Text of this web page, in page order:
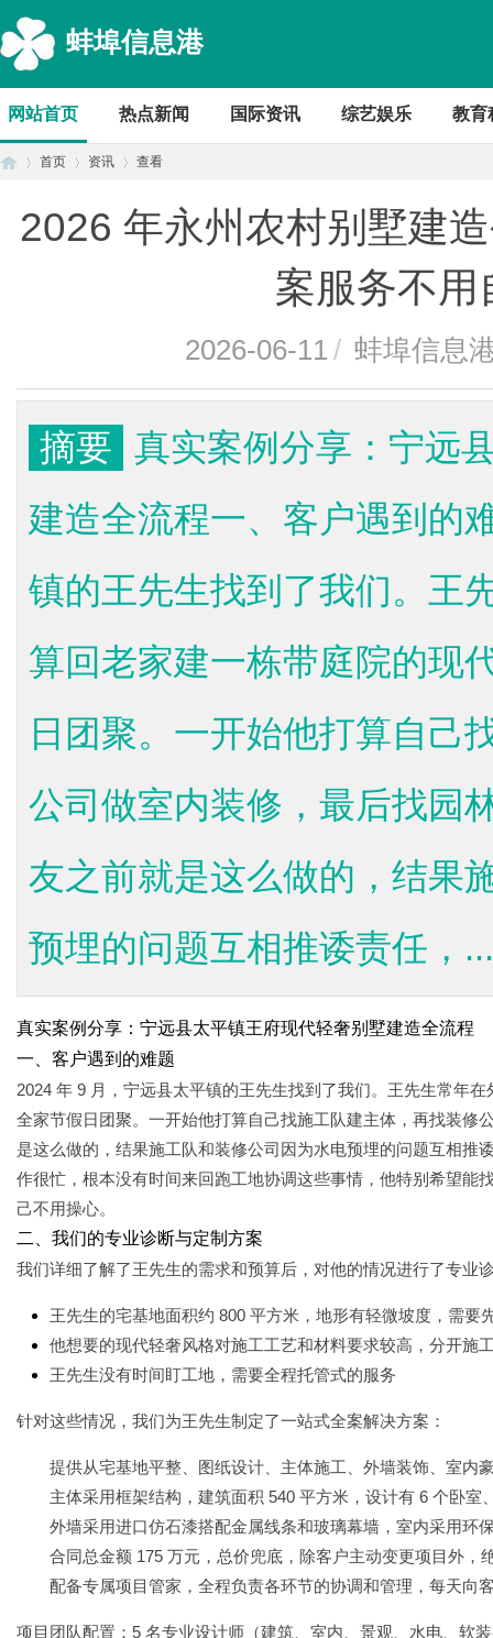
蚌埠信息港
网站首页 热点新闻 国际资讯 综艺娱乐 教育
首页 资讯 查看
2026 年永州农村别墅建
案服务不用
2026-06-11 / 蚌埠信息
摘要 真实案例分享：宁远
建造全流程一、客户遇到的
镇的王先生找到了我们。王
算回老家建一栋带庭院的现
日团聚。一开始他打算自己
公司做室内装修，最后找园
友之前就是这么做的，结果
预埋的问题互相推诿责任，...
真实案例分享：宁远县太平镇王府现代轻奢别墅建造全流程
一、客户遇到的难题
2024 年 9 月，宁远县太平镇的王先生找到了我们。王先生常年
全家节假日团聚。一开始他打算自己找施工队建主体，再找装修
是这么做的，结果施工队和装修公司因为水电预埋的问题互相推
作很忙，根本没有时间来回跑工地协调这些事情，他特别希望能
己不用操心。
二、我们的专业诊断与定制方案
我们详细了解了王先生的需求和预算后，对他的情况进行了专业
王先生的宅基地面积约 800 平方米，地形有轻微坡度，需要
他想要的现代轻奢风格对施工工艺和材料要求较高，分开施
王先生没有时间盯工地，需要全程托管式的服务
针对这些情况，我们为王先生制定了一站式全案解决方案：
提供从宅基地平整、图纸设计、主体施工、外墙装饰、室内
主体采用框架结构，建筑面积 540 平方米，设计有 6 个卧室
外墙采用进口仿石漆搭配金属线条和玻璃幕墙，室内采用环
合同总金额 175 万元，总价兜底，除客户主动变更项目外，
配备专属项目管家，全程负责各环节的协调和管理，每天向
项目团队配置：5 名专业设计师（建筑、室内、景观、水电、软